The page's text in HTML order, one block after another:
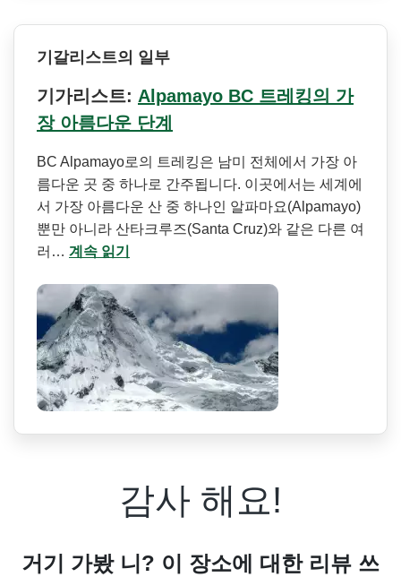
기갈리스트의 일부
기가리스트: Alpamayo BC 트레킹의 가
장 아름다운 단계
BC Alpamayo로의 트레킹은 남미 전체에서 가장 아
름다운 곳 중 하나로 간주됩니다. 이곳에서는 세계에
서 가장 아름다운 산 중 하나인 알파마요(Alpamayo)
뿐만 아니라 산타크루즈(Santa Cruz)와 같은 다른 여
러… 계속 읽기
감사 해요!
거기 가봤 니? 이 장소에 대한 리뷰 쓰